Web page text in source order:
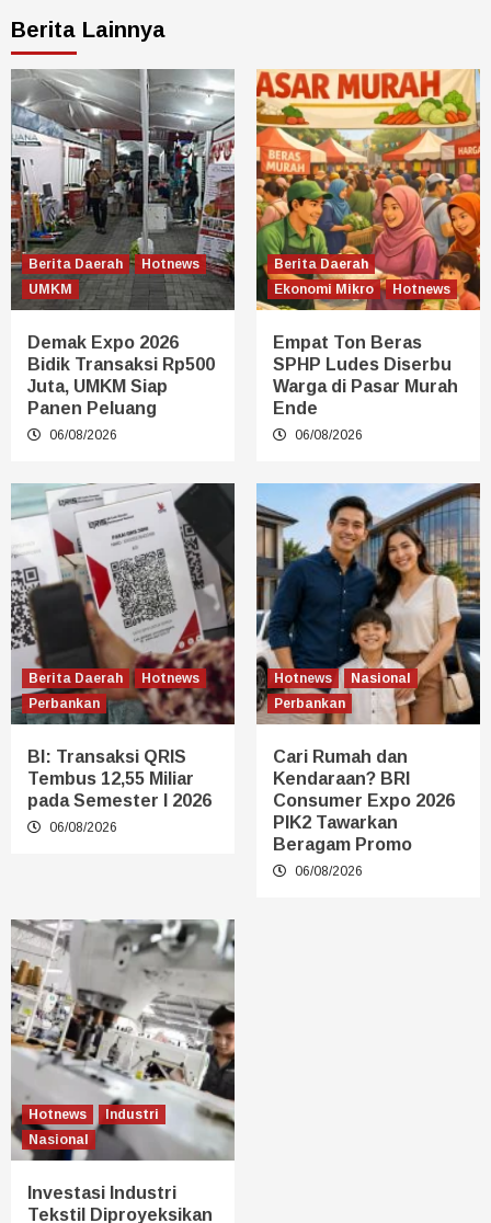
Berita Lainnya
Berita Daerah
Hotnews
UMKM
Demak Expo 2026
Bidik Transaksi Rp500
Juta, UMKM Siap
Panen Peluang
06/08/2026
Berita Daerah
Ekonomi Mikro
Hotnews
Empat Ton Beras
SPHP Ludes Diserbu
Warga di Pasar Murah
Ende
06/08/2026
Berita Daerah
Hotnews
Perbankan
BI: Transaksi QRIS
Tembus 12,55 Miliar
pada Semester I 2026
06/08/2026
Hotnews
Nasional
Perbankan
Cari Rumah dan
Kendaraan? BRI
Consumer Expo 2026
PIK2 Tawarkan
Beragam Promo
06/08/2026
Hotnews
Industri
Nasional
Investasi Industri
Tekstil Diproyeksikan